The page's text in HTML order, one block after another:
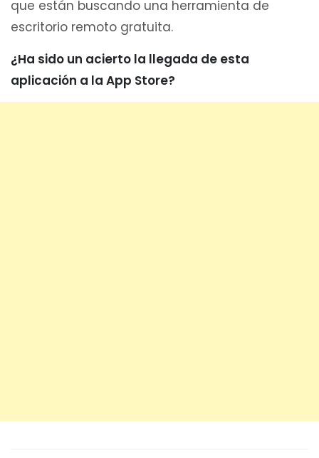
que están buscando una herramienta de
escritorio remoto gratuita.
¿Ha sido un acierto la llegada de esta
aplicación a la App Store?